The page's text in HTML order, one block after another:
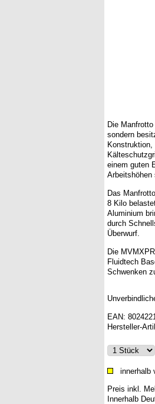
Die
sondern
einem guten
Arbeitshöhen
Das
8 Kilo
Aluminium
durch
Überwurf.
Die
Fluidtech
Schwenken
EAN:
Hersteller-
innerhalb
Preis inkl.
Innerhalb